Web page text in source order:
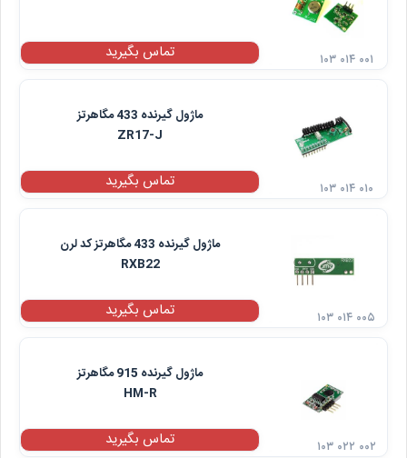
تماس بگیرید ۱۰۳ ۰۱۴ ۰۰۱
ماژول گیرنده 433 مگاهرتز
ZR17-J
تماس بگیرید ۱۰۳ ۰۱۴ ۰۱۰
ماژول گیرنده 433 مگاهرتز کد لرن
RXB22
تماس بگیرید ۱۰۳ ۰۱۴ ۰۰۵
ماژول گیرنده 915 مگاهرتز
HM-R
تماس بگیرید
۱۰۳ ۰۲۲ ۰۰۲